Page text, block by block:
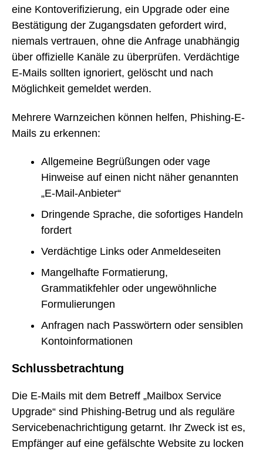
eine Kontoverifizierung, ein Upgrade oder eine
Bestätigung der Zugangsdaten gefordert wird,
niemals vertrauen, ohne die Anfrage unabhängig
über offizielle Kanäle zu überprüfen. Verdächtige
E-Mails sollten ignoriert, gelöscht und nach
Möglichkeit gemeldet werden.
Mehrere Warnzeichen können helfen, Phishing-E-
Mails zu erkennen:
Allgemeine Begrüßungen oder vage
Hinweise auf einen nicht näher genannten
„E-Mail-Anbieter“
Dringende Sprache, die sofortiges Handeln
fordert
Verdächtige Links oder Anmeldeseiten
Mangelhafte Formatierung,
Grammatikfehler oder ungewöhnliche
Formulierungen
Anfragen nach Passwörtern oder sensiblen
Kontoinformationen
Schlussbetrachtung
Die E-Mails mit dem Betreff „Mailbox Service
Upgrade“ sind Phishing-Betrug und als reguläre
Servicebenachrichtigung getarnt. Ihr Zweck ist es,
Empfänger auf eine gefälschte Website zu locken